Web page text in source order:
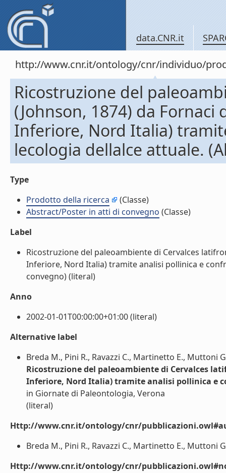
data.CNR.it
http://www.cnr.it/ontology/cnr/individuo/
Ricostruzione del
(Johnson, 1874) da Fornaci
Inferiore, Nord Italia)
lecologia dellalce attuale.
Type
Prodotto della ricerca
(Classe)
Abstract/Poster in atti di convegno (Classe)
Label
Ricostruzione del paleoambiente di Cervalces
Inferiore, Nord Italia) tramite analisi pollinica e
convegno) (literal)
Anno
2002-01-01T00:00:00+01:00 (literal)
Alternative label
Breda M., Pini R., Ravazzi C., Martinetto E., Muttoni
Ricostruzione del paleoambiente di Cervalces
Inferiore, Nord Italia) tramite analisi pollinica e
in Giornate di Paleontologia, Verona
(literal)
Http://www.cnr.it/ontology/cnr/
Breda M., Pini R., Ravazzi C., Martinetto E., Muttoni
Http://www.cnr.it/ontology/cnr/